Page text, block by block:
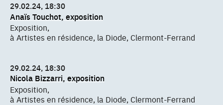
29.02.24, 18:30
Anaïs Touchot, exposition
Exposition,
à Artistes en résidence, la Diode, Clermont-Ferrand
29.02.24, 18:30
Nicola Bizzarri, exposition
Exposition,
à Artistes en résidence, la Diode, Clermont-Ferrand